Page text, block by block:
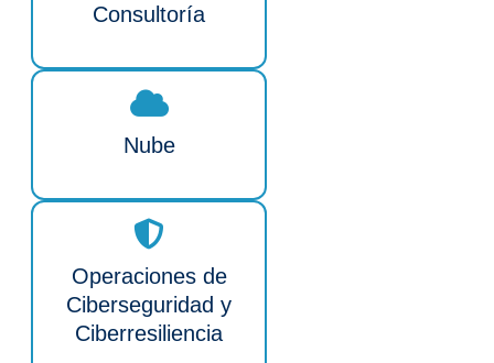
Consultoría
Nube
Operaciones de
Ciberseguridad y
Ciberresiliencia